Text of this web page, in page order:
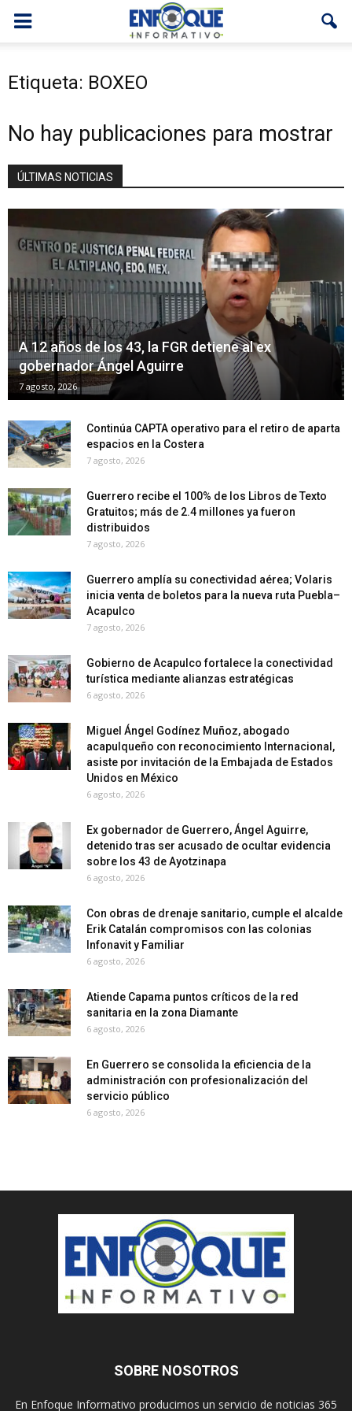
Etiqueta: BOXEO
No hay publicaciones para mostrar
ÚLTIMAS NOTICIAS
A 12 años de los 43, la FGR detiene al ex
gobernador Ángel Aguirre
7 agosto, 2026
Continúa CAPTA operativo para el retiro de aparta
espacios en la Costera
7 agosto, 2026
Guerrero recibe el 100% de los Libros de Texto
Gratuitos; más de 2.4 millones ya fueron
distribuidos
7 agosto, 2026
Guerrero amplía su conectividad aérea; Volaris
inicia venta de boletos para la nueva ruta Puebla–
Acapulco
7 agosto, 2026
Gobierno de Acapulco fortalece la conectividad
turística mediante alianzas estratégicas
6 agosto, 2026
Miguel Ángel Godínez Muñoz, abogado
acapulqueño con reconocimiento Internacional,
asiste por invitación de la Embajada de Estados
Unidos en México
6 agosto, 2026
Ex gobernador de Guerrero, Ángel Aguirre,
detenido tras ser acusado de ocultar evidencia
sobre los 43 de Ayotzinapa
6 agosto, 2026
Con obras de drenaje sanitario, cumple el alcalde
Erik Catalán compromisos con las colonias
Infonavit y Familiar
6 agosto, 2026
Atiende Capama puntos críticos de la red
sanitaria en la zona Diamante
6 agosto, 2026
En Guerrero se consolida la eficiencia de la
administración con profesionalización del
servicio público
6 agosto, 2026
SOBRE NOSOTROS
En Enfoque Informativo producimos un servicio de noticias 365